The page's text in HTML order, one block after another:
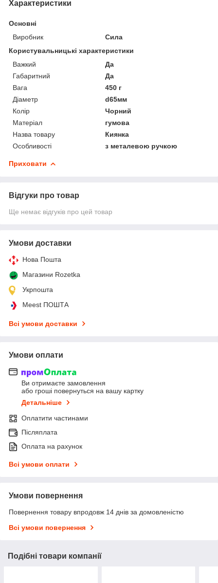
Характеристики
Основні
Виробник
Сила
Користувальницькі характеристики
Важкий
Да
Габаритний
Да
Вага
450 г
Діаметр
d65мм
Колір
Чорний
Матеріал
гумова
Назва товару
Киянка
Особливості
з металевою ручкою
Приховати
Відгуки про товар
Ще немає відгуків про цей товар
Умови доставки
Нова Пошта
Магазини Rozetka
Укрпошта
Meest ПОШТА
Всі умови доставки
Умови оплати
Ви отримаєте замовлення
або гроші повернуться на вашу картку
Детальніше
Оплатити частинами
Післяплата
Оплата на рахунок
Всі умови оплати
Умови повернення
Повернення товару впродовж 14 днів за домовленістю
Всі умови повернення
Подібні товари компанії